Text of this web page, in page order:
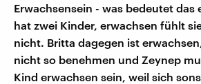
Erwachsensein - was bedeutet das
hat zwei Kinder, erwachsen fühlt
nicht. Britta dagegen ist
nicht so benehmen und Zeynep
Kind erwachsen sein, weil sich